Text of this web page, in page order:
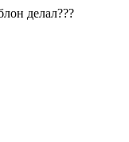
делал???